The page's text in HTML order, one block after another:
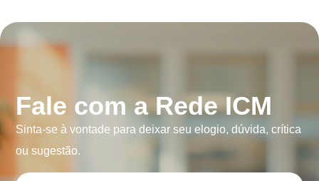
Fale com a Rede ICM
Sinta-se à vontade para deixar seu elogio, dúvida, crítica
ou sugestão.